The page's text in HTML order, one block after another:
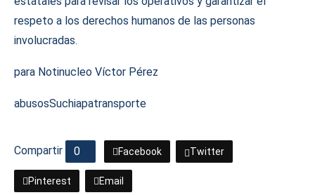
respeto a los derechos humanos de las personas
involucradas.
para Notinucleo Víctor Pérez
abusosSuchiapatransporte
Compartir 0 Facebook Twitter
Pinterest Email